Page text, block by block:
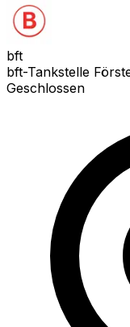
bft
bft-Tankstelle
Geschlossen